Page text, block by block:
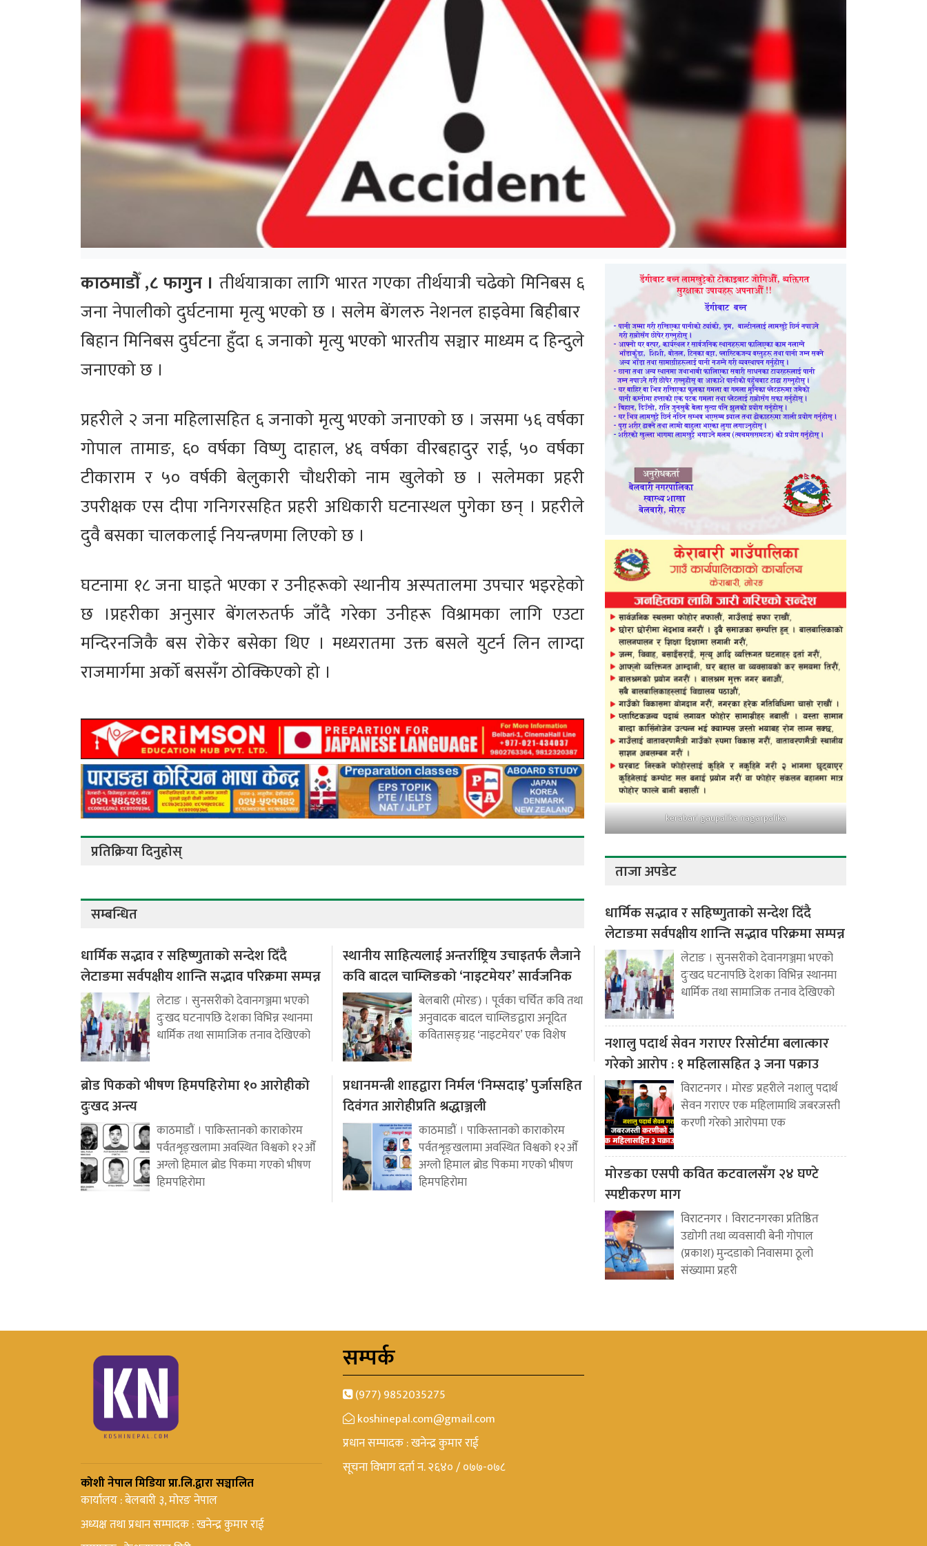
काठमाडौँ ,८ फागुन । तीर्थयात्राका लागि भारत गएका तीर्थयात्री चढेको मिनिबस ६
जना नेपालीको दुर्घटनामा मृत्यु भएको छ । सलेम बेंगलरु नेशनल हाइवेमा बिहीबार
बिहान मिनिबस दुर्घटना हुँदा ६ जनाको मृत्यु भएको भारतीय सञ्चार माध्यम द हिन्दुले
जनाएको छ ।
प्रहरीले २ जना महिलासहित ६ जनाको मृत्यु भएको जनाएको छ । जसमा ५६ वर्षका
गोपाल तामाङ, ६० वर्षका विष्णु दाहाल, ४६ वर्षका वीरबहादुर राई, ५० वर्षका
टीकाराम र ५० वर्षकी बेलुकारी चौधरीको नाम खुलेको छ । सलेमका प्रहरी
उपरीक्षक एस दीपा गनिगरसहित प्रहरी अधिकारी घटनास्थल पुगेका छन् । प्रहरीले
दुवै बसका चालकलाई नियन्त्रणमा लिएको छ ।
घटनामा १८ जना घाइते भएका र उनीहरूको स्थानीय अस्पतालमा उपचार भइरहेको
छ ।प्रहरीका अनुसार बेंगलरुतर्फ जाँदै गरेका उनीहरू विश्रामका लागि एउटा
मन्दिरनजिकै बस रोकेर बसेका थिए । मध्यरातमा उक्त बसले युटर्न लिन लाग्दा
राजमार्गमा अर्को बससँग ठोक्किएको हो ।
प्रतिक्रिया दिनुहोस्
सम्बन्धित
धार्मिक सद्भाव र सहिष्णुताको सन्देश दिँदै
लेटाङमा सर्वपक्षीय शान्ति सद्भाव परिक्रमा सम्पन्न
लेटाङ । सुनसरीको देवानगञ्जमा भएको
दुःखद घटनापछि देशका विभिन्न स्थानमा
धार्मिक तथा सामाजिक तनाव देखिएको
स्थानीय साहित्यलाई अन्तर्राष्ट्रिय उचाइतर्फ लैजाने
कवि बादल चाम्लिङको ‘नाइटमेयर’ सार्वजनिक
बेलबारी (मोरङ) । पूर्वका चर्चित कवि तथा
अनुवादक बादल चाम्लिङद्वारा अनूदित
कवितासङ्ग्रह ‘नाइटमेयर’ एक विशेष
ब्रोड पिकको भीषण हिमपहिरोमा १० आरोहीको
दुःखद अन्त्य
काठमाडौं । पाकिस्तानको काराकोरम
पर्वतशृङ्खलामा अवस्थित विश्वको १२औँ
अग्लो हिमाल ब्रोड पिकमा गएको भीषण
हिमपहिरोमा
प्रधानमन्त्री शाहद्वारा निर्मल ‘निम्सदाइ’ पुर्जासहित
दिवंगत आरोहीप्रति श्रद्धाञ्जली
काठमाडौं । पाकिस्तानको काराकोरम
पर्वतशृङ्खलामा अवस्थित विश्वको १२औँ
अग्लो हिमाल ब्रोड पिकमा गएको भीषण
हिमपहिरोमा
kerabari gaupalika nagarpalika
ताजा अपडेट
धार्मिक सद्भाव र सहिष्णुताको सन्देश दिँदै
लेटाङमा सर्वपक्षीय शान्ति सद्भाव परिक्रमा सम्पन्न
लेटाङ । सुनसरीको देवानगञ्जमा भएको
दुःखद घटनापछि देशका विभिन्न स्थानमा
धार्मिक तथा सामाजिक तनाव देखिएको
नशालु पदार्थ सेवन गराएर रिसोर्टमा बलात्कार
गरेको आरोप : १ महिलासहित ३ जना पक्राउ
विराटनगर । मोरङ प्रहरीले नशालु पदार्थ
सेवन गराएर एक महिलामाथि जबरजस्ती
करणी गरेको आरोपमा एक
मोरङका एसपी कवित कटवालसँग २४ घण्टे
स्पष्टीकरण माग
विराटनगर । विराटनगरका प्रतिष्ठित
उद्योगी तथा व्यवसायी बेनी गोपाल
(प्रकाश) मुन्दडाको निवासमा ठूलो
संख्यामा प्रहरी
कोशी नेपाल मिडिया प्रा.लि.द्वारा सञ्चालित
कार्यालय : बेलबारी ३, मोरङ नेपाल
अध्यक्ष तथा प्रधान सम्पादक : खनेन्द्र कुमार राई
सम्पर्क
(977) 9852035275
koshinepal.com@gmail.com
प्रधान सम्पादक : खनेन्द्र कुमार राई
सूचना विभाग दर्ता न. २६४० / ०७७-०७८